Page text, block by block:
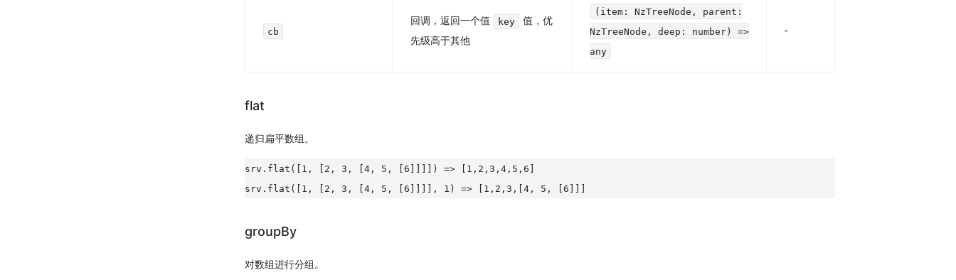
cb
回调，返回一个值 key
值，优
先级高于其他
(item: NzTreeNode, parent:
NzTreeNode, deep: number) =>
any
-
flat
递归扁平数组。
srv.flat([1, [2, 3, [4, 5, [6]]]]) => [1,2,3,4,5,6]
groupBy
对数组进行分组。